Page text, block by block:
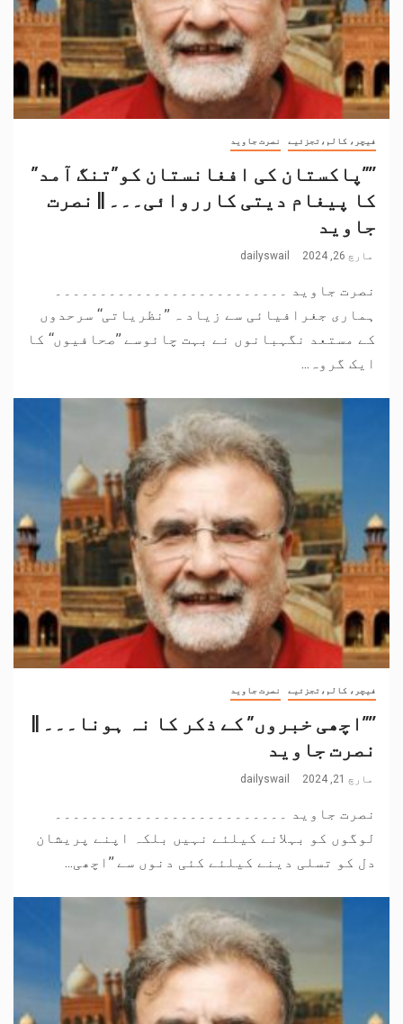
فیچر، کالم،تجزئیے نصرت جاوید
’’”پاکستان کی افغانستان کو”تنگ آمد”
کا پیغام دیتی کارروائی۔۔۔ || نصرت
جاوید
مارچ 26, 2024 dailyswail
نصرت جاوید ۔۔۔۔۔۔۔۔۔۔۔۔۔۔۔۔۔۔۔۔۔۔۔۔۔۔
ہماری جغرافیائی سے زیاد ہ ’’نظریاتی‘‘ سرحدوں
کے مستعد نگہبانوں نے بہت چائوسے ’’صحافیوں‘‘ کا
ایک گروہ...
فیچر، کالم،تجزئیے نصرت جاوید
’’”اچھی خبروں” کے ذکر کا نہ ہونا۔۔۔ ||
نصرت جاوید
مارچ 21, 2024 dailyswail
نصرت جاوید ۔۔۔۔۔۔۔۔۔۔۔۔۔۔۔۔۔۔۔۔۔۔۔۔۔۔
لوگوں کو بہلانے کیلئے نہیں بلکہ اپنے پریشان
دل کو تسلی دینے کیلئے کئی دنوں سے ’’اچھی...